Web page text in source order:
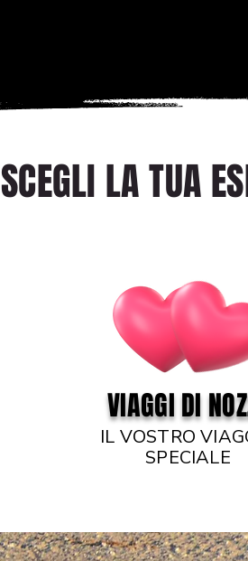
SCEGLI LA TUA
VIAGGI DI
IL VOSTRO
SPECIALE